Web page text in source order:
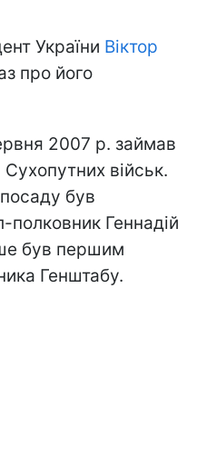
України Віктор
про його
2007 р. займав
військ.
був
полковник Геннадій
був першим
Генштабу.